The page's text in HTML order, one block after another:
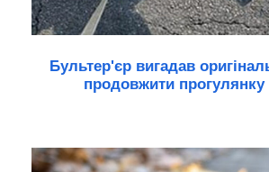
Бультер'єр вигадав
продовжити прогулянку